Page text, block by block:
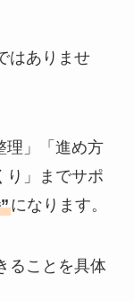
はありませ
理」「進め方
り」までサポ
になります。
ることを具体